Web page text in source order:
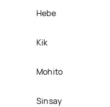
Hebe
Kik
Mohito
Sinsay